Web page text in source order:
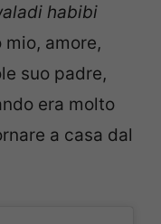
habibi
amore,
suo padre,
era molto
a casa dal